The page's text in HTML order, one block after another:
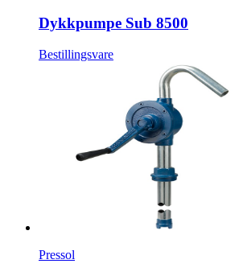
Dykkpumpe Sub 8500
Bestillingsvare
Pressol